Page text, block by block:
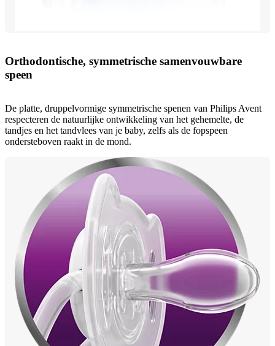
Orthodontische, symmetrische samenvouwbare
speen
De platte, druppelvormige symmetrische spenen van Philips Avent
respecteren de natuurlijke ontwikkeling van het gehemelte, de
tandjes en het tandvlees van je baby, zelfs als de fopspeen
ondersteboven raakt in de mond.